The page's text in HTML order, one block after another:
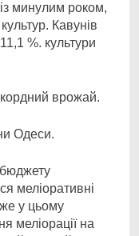
минулим роком,
Кавунів
%. культури
врожай.
Одеси.
меліоративні
у цьому
меліорації на